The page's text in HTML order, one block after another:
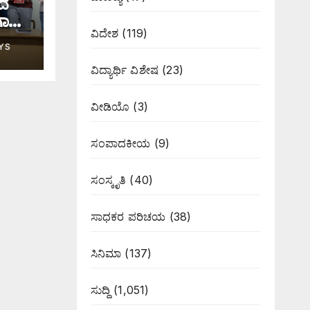
ವಿದೇಶ (119)
ವಿದ್ಯಾರ್ಥಿ ವಿಶೇಷ (23)
ವೀಡಿಯೊ (3)
ಸಂಪಾದಕೀಯ (9)
ಸಂಸ್ಕೃತಿ (40)
ಸಾಧಕರ ಪರಿಚಯ (38)
ಸಿನಿಮಾ (137)
ಸುದ್ದಿ (1,051)